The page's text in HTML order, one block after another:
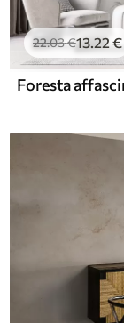
22.03€13.22€
Foresta